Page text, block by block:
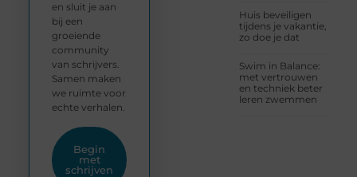
Huis beveiligen
tijdens je vakantie,
zo doe je dat
Swim in Balance:
met vertrouwen
en techniek beter
leren zwemmen
en sluit je aan
bij een
groeiende
community
van schrijvers.
Samen maken
we ruimte voor
echte verhalen.
Begin
met
schrijven